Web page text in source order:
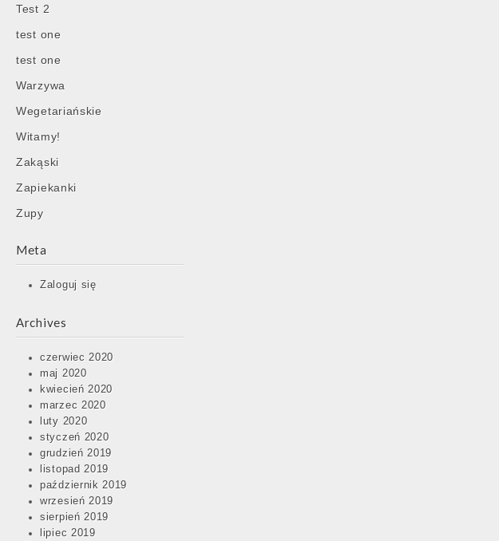
Test 2
test one
test one
Warzywa
Wegetariańskie
Witamy!
Zakąski
Zapiekanki
Zupy
Meta
Zaloguj się
Archives
czerwiec 2020
maj 2020
kwiecień 2020
marzec 2020
luty 2020
styczeń 2020
grudzień 2019
listopad 2019
październik 2019
wrzesień 2019
sierpień 2019
lipiec 2019